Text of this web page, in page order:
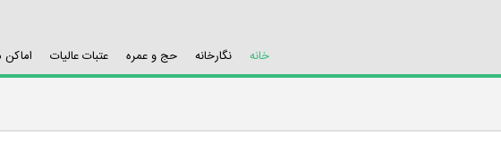
خانه
نگارخانه حج و عمره عتبات عالیات